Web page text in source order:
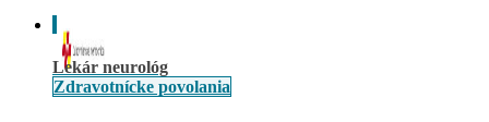
Lekár neurológ
Zdravotnícke povolania